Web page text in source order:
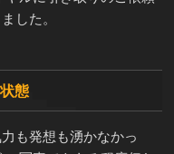
した。
態
も発想も湧かなかっ